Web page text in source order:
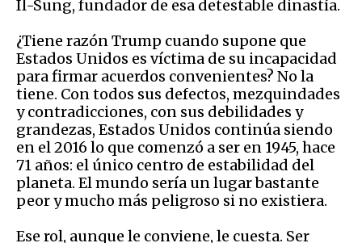
Il-Sung, fundador de esa detestable dinastía.
¿Tiene razón Trump cuando supone que
Estados Unidos es víctima de su incapacidad
para firmar acuerdos convenientes? No la
tiene. Con todos sus defectos, mezquindades
y contradicciones, con sus debilidades y
grandezas, Estados Unidos continúa siendo
en el 2016 lo que comenzó a ser en 1945, hace
71 años: el único centro de estabilidad del
planeta. El mundo sería un lugar bastante
peor y mucho más peligroso si no existiera.
Ese rol, aunque le conviene, le cuesta. Ser